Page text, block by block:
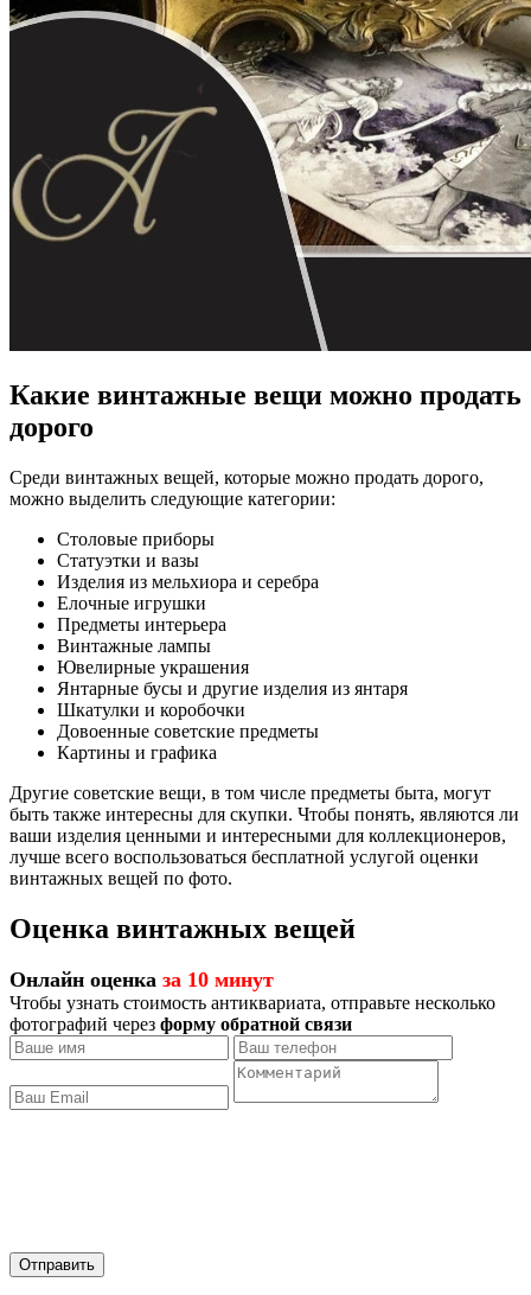
Какие винтажные вещи можно продать
дорого
Среди винтажных вещей, которые можно продать дорого,
можно выделить следующие категории:
Столовые приборы
Статуэтки и вазы
Изделия из мельхиора и серебра
Елочные игрушки
Предметы интерьера
Винтажные лампы
Ювелирные украшения
Янтарные бусы и другие изделия из янтаря
Шкатулки и коробочки
Довоенные советские предметы
Картины и графика
Другие советские вещи, в том числе предметы быта, могут
быть также интересны для скупки. Чтобы понять, являются ли
ваши изделия ценными и интересными для коллекционеров,
лучше всего воспользоваться бесплатной услугой оценки
винтажных вещей по фото.
Оценка винтажных вещей
Онлайн оценка за 10 минут
Чтобы узнать стоимость антиквариата, отправьте несколько
фотографий через форму обратной связи
Отправить